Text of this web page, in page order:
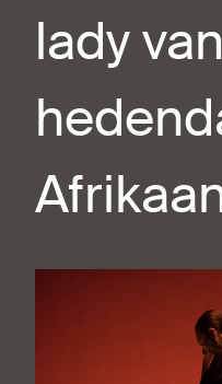
lady